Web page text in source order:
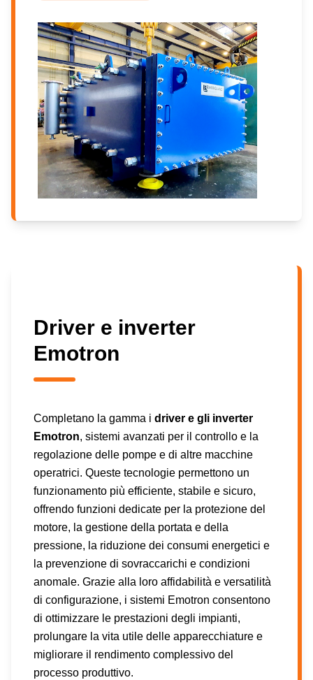
Driver e inverter
Emotron
Completano la gamma i driver e gli inverter
Emotron, sistemi avanzati per il controllo e la
regolazione delle pompe e di altre macchine
operatrici. Queste tecnologie permettono un
funzionamento più efficiente, stabile e sicuro,
offrendo funzioni dedicate per la protezione del
motore, la gestione della portata e della
pressione, la riduzione dei consumi energetici e
la prevenzione di sovraccarichi e condizioni
anomale. Grazie alla loro affidabilità e versatilità
di configurazione, i sistemi Emotron consentono
di ottimizzare le prestazioni degli impianti,
prolungare la vita utile delle apparecchiature e
migliorare il rendimento complessivo del
processo produttivo.